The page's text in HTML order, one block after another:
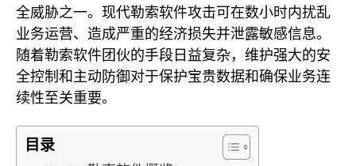
全威胁之一。现代勒索软件攻击可在数小时内扰乱
业务运营、造成严重的经济损失并泄露敏感信息。
随着勒索软件团伙的手段日益复杂，维护强大的安
全控制和主动防御对于保护宝贵数据和确保业务连
续性至关重要。
目录